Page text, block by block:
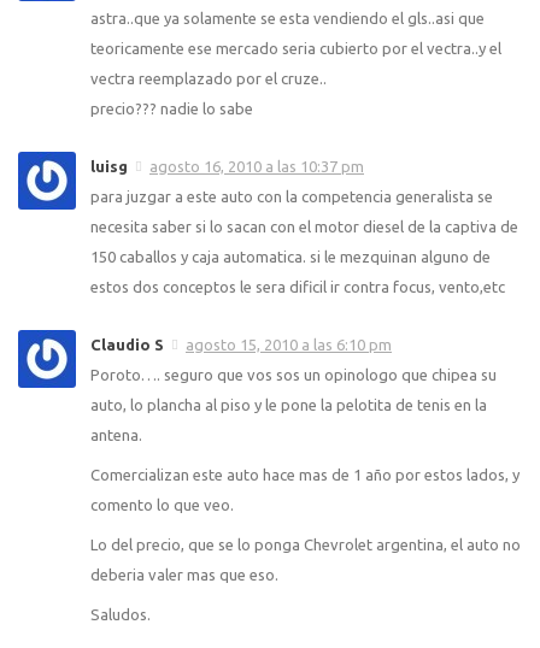
astra..que ya solamente se esta vendiendo el gls..asi que
teoricamente ese mercado seria cubierto por el vectra..y el
vectra reemplazado por el cruze..
precio??? nadie lo sabe
luisg
agosto 16, 2010 a las 10:37 pm
para juzgar a este auto con la competencia generalista se
necesita saber si lo sacan con el motor diesel de la captiva de
150 caballos y caja automatica. si le mezquinan alguno de
estos dos conceptos le sera dificil ir contra focus, vento,etc
Claudio S
agosto 15, 2010 a las 6:10 pm
Poroto…. seguro que vos sos un opinologo que chipea su
auto, lo plancha al piso y le pone la pelotita de tenis en la
antena.
Comercializan este auto hace mas de 1 año por estos lados, y
comento lo que veo.
Lo del precio, que se lo ponga Chevrolet argentina, el auto no
deberia valer mas que eso.
Saludos.